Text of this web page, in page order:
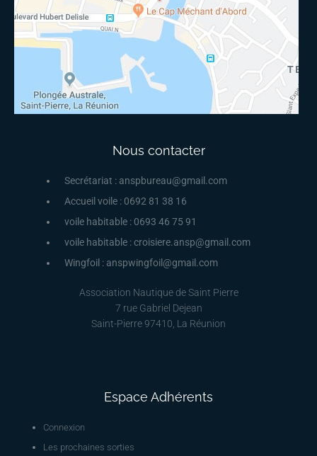
Nous contacter
Secrétariat : anspbureau@gmail.com
Accueil voile : 0692 81 38 16
voile habitable : 0693 46 75 91
voile habitable : croisiere.ansp@gmail.com
Wingfoil : anspwingfoil@gmail.com
Association Nautique de Saint Pierre
7 rue Gabriel Dejean
Saint-Pierre 97410, La Réunion
Espace Adhérents
Connexion
Les prochaines sorties